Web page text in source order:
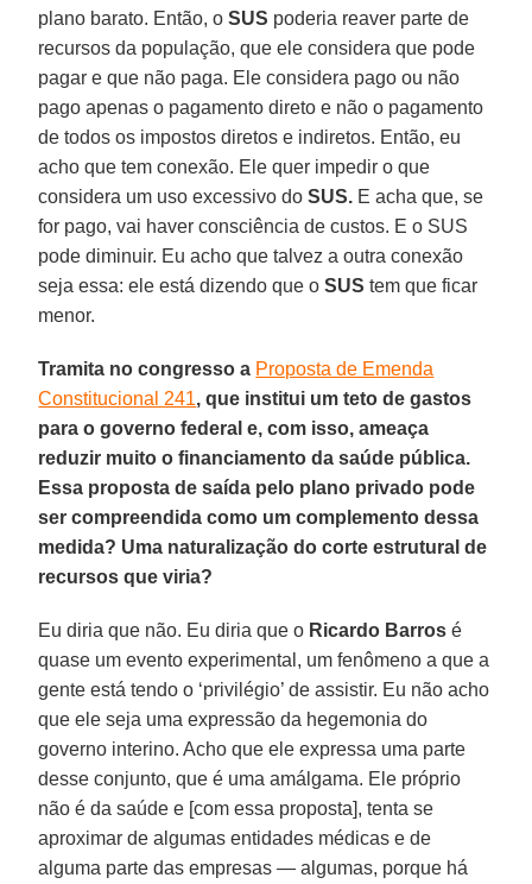
plano barato. Então, oSUS poderia reaver parte de
recursos da população, que ele considera que pode
pagar e que não paga. Ele considera pago ou não
pago apenas o pagamento direto e não o pagamento
de todos os impostos diretos e indiretos. Então, eu
acho que tem conexão. Ele quer impedir o que
considera um uso excessivo doSUS. E acha que, se
for pago, vai haver consciência de custos. E o SUS
pode diminuir. Eu acho que talvez a outra conexão
seja essa: ele está dizendo que oSUS tem que ficar
menor.
Tramita no congresso a Proposta de Emenda
Constitucional 241, que institui um teto de gastos
para o governo federal e, com isso, ameaça
reduzir muito o financiamento da saúde pública.
Essa proposta de saída pelo plano privado pode
ser compreendida como um complemento dessa
medida? Uma naturalização do corte estrutural de
recursos que viria?
Eu diria que não. Eu diria que o Ricardo Barros é
quase um evento experimental, um fenômeno a que a
gente está tendo o ‘privilégio’ de assistir. Eu não acho
que ele seja uma expressão da hegemonia do
governo interino. Acho que ele expressa uma parte
desse conjunto, que é uma amálgama. Ele próprio
não é da saúde e [com essa proposta], tenta se
aproximar de algumas entidades médicas e de
alguma parte das empresas — algumas, porque há